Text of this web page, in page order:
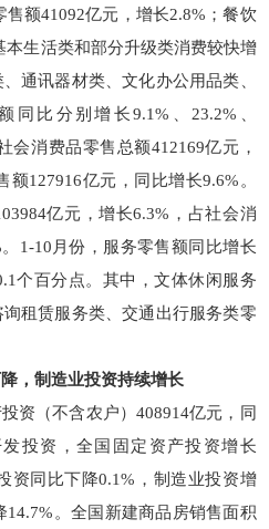
额41092亿元，增长2.8%；餐饮
本生活类和部分升级类消费较快增
通讯器材类、文化办公用品类、
比分别增长9.1%、23.2%、
会消费品零售总额412169亿元，
127916亿元，同比增长9.6%。
亿元，增长6.3%，占社会消
1-10月份，服务零售额同比增长
个百分点。其中，文体休闲服务
租赁服务类、交通出行服务类零
，制造业投资持续增长
资（不含农户）408914亿元，同
投资，全国固定资产投资增长
资同比下降0.1%，制造业投资增
。全国新建商品房销售面积